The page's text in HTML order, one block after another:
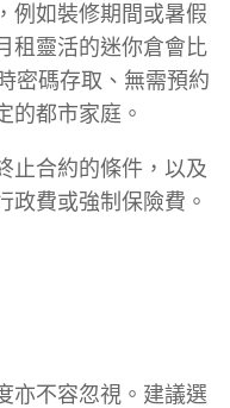
例如裝修期間或暑假
租靈活的迷你倉會比
密碼存取、無需預約
的都市家庭。
止合約的條件，以及
政費或強制保險費。
亦不容忽視。建議選